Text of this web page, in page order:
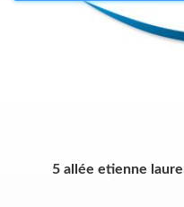
5 allée etienne